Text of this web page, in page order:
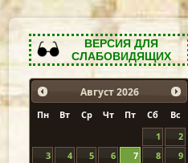
ВЕРСИЯ ДЛЯ
СЛАБОВИДЯЩИХ
Август 2026
Пн Вт Ср Чт Пт Сб
Вс
1
2
3
4 5 6 7 8
9